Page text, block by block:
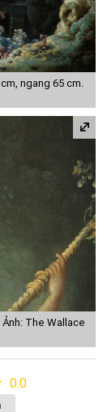
ngang 65 cm.
The Wallace
0.0